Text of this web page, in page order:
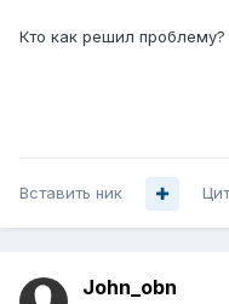
Кто как решил проблему?
Вставить ник
John_obn